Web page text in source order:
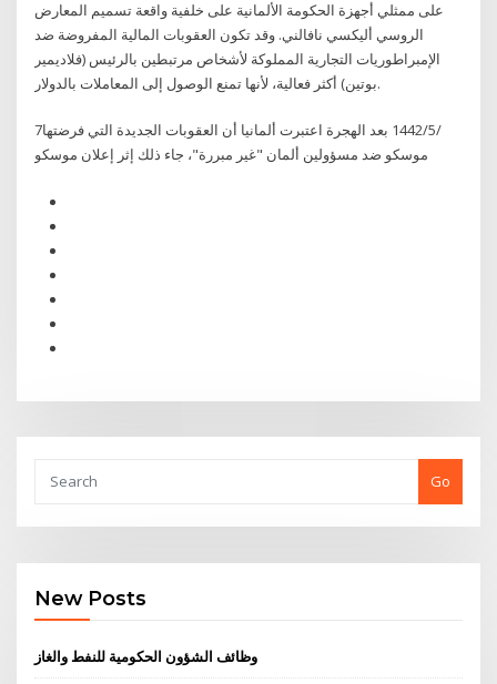
على ممثلي أجهزة الحكومة الألمانية على خلفية واقعة تسميم المعارض
الروسي أليكسي نافالني. وقد تكون العقوبات المالية المفروضة ضد
الإمبراطوريات التجارية المملوكة لأشخاص مرتبطين بالرئيس (فلاديمير
بوتين) أكثر فعالية، لأنها تمنع الوصول إلى المعاملات بالدولار.
7‏‏/5‏‏/1442 بعد الهجرة اعتبرت ألمانيا أن العقوبات الجديدة التي فرضتها
موسكو ضد مسؤولين ألمان "غير مبررة"، جاء ذلك إثر إعلان موسكو
Go
New Posts
وظائف الشؤون الحكومية للنفط والغاز